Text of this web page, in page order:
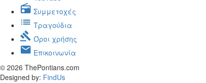
radio Συμμετοχές
list Τραγούδια
gavel Όροι χρήσης
mail Επικοινωνία
© 2026 ThePontians.com
Designed by: FindUs